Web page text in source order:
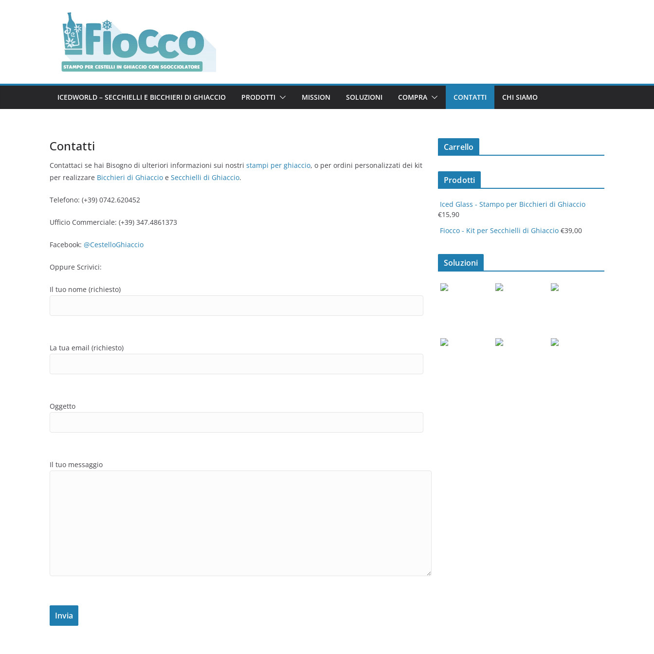
ICEDWORLD – SECCHIELLI E BICCHIERI DI GHIACCIO PRODOTTI MISSION SOLUZIONI COMPRA CONTATTI CHI SIAMO
Contatti
Contattaci se hai Bisogno di ulteriori informazioni sui nostri stampi per ghiaccio, o per ordini personalizzati dei kit
per realizzare Bicchieri di Ghiaccio e Secchielli di Ghiaccio.
Telefono: (+39) 0742.620452
Ufficio Commerciale: (+39) 347.4861373
Facebook: @CestelloGhiaccio
Oppure Scrivici:
Il tuo nome (richiesto)
La tua email (richiesto)
Oggetto
Il tuo messaggio
Carrello
Prodotti
Iced Glass - Stampo per Bicchieri di Ghiaccio
€15,90
Fiocco - Kit per Secchielli di Ghiaccio €39,00
Soluzioni